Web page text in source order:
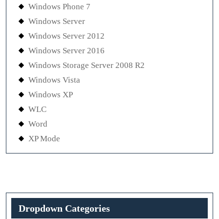
Windows Phone 7
Windows Server
Windows Server 2012
Windows Server 2016
Windows Storage Server 2008 R2
Windows Vista
Windows XP
WLC
Word
XP Mode
Dropdown Categories